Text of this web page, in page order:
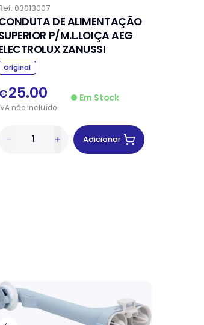
03013007
DE ALIMENTAÇÃO
P/M.L.LOIÇA AEG
ZANUSSI
Original
25.00
nãoincluído
Em Stock
Adicionar